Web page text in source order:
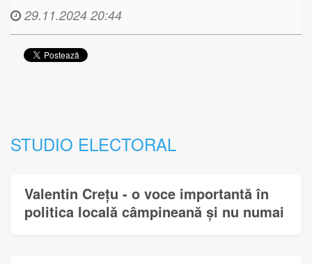
29.11.2024 20:44
STUDIO ELECTORAL
Valentin Crețu - o voce importantă în
politica locală câmpineană și nu numai